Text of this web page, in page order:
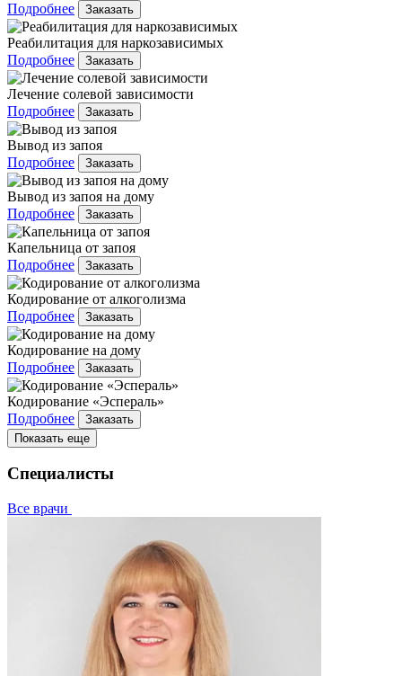
Подробнее
Заказать
Реабилитация для наркозависимых
Подробнее
Заказать
Лечение солевой зависимости
Подробнее
Заказать
Вывод из запоя
Подробнее
Заказать
Вывод из запоя на дому
Подробнее
Заказать
Капельница от запоя
Подробнее
Заказать
Кодирование от алкоголизма
Подробнее
Заказать
Кодирование на дому
Подробнее
Заказать
Кодирование «Эспераль»
Подробнее
Заказать
Показать еще
Специалисты
Все врачи